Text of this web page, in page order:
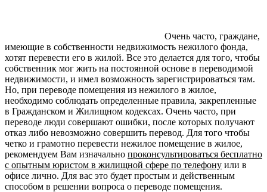
Очень часто, граждане,
имеющие в собственности недвижимость нежилого фонда,
хотят перевести его в жилой. Все это делается для того, чтобы
собственник мог жить на постоянной основе в переводимой
недвижимости, и имел возможность зарегистрироваться там.
Но, при переводе помещения из нежилого в жилое,
необходимо соблюдать определенные правила, закрепленные
в Гражданском и Жилищном кодексах. Очень часто, при
переводе люди совершают ошибки, после которых получают
отказ либо невозможно совершить перевод. Для того чтобы
четко и грамотно перевести нежилое помещение в жилое,
рекомендуем Вам изначально проконсультироваться бесплатно
с опытным юристом в жилищной сфере по телефону или в
офисе лично. Для вас это будет простым и действенным
способом в решении вопроса о переводе помещения.